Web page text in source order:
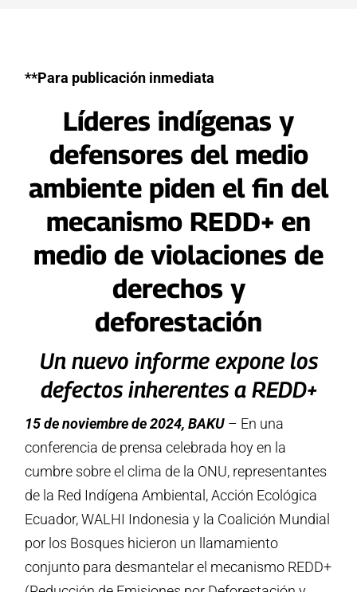
**Para publicación inmediata
Líderes indígenas y
defensores del medio
ambiente piden el fin del
mecanismo REDD+ en
medio de violaciones de
derechos y
deforestación
Un nuevo informe expone los
defectos inherentes a REDD+
15 de noviembre de 2024, BAKU – En una
conferencia de prensa celebrada hoy en la
cumbre sobre el clima de la ONU, representantes
de la Red Indígena Ambiental, Acción Ecológica
Ecuador, WALHI Indonesia y la Coalición Mundial
por los Bosques hicieron un llamamiento
conjunto para desmantelar el mecanismo REDD+